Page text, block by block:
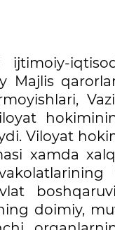
Majlis
Viloyat
xamda
doimiy,